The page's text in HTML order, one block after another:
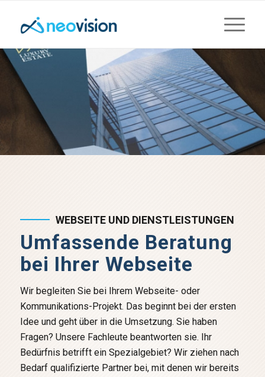
WEBSEITE UND DIENSTLEISTUNGEN
Umfassende Beratung
bei Ihrer Webseite
Wir begleiten Sie bei Ihrem Webseite- oder
Kommunikations-Projekt. Das beginnt bei der ersten
Idee und geht über in die Umsetzung. Sie haben
Fragen? Unsere Fachleute beantworten sie. Ihr
Bedürfnis betrifft ein Spezialgebiet? Wir ziehen nach
Bedarf qualifizierte Partner bei, mit denen wir bereits